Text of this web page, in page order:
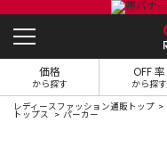
価格
から探す
OFF 率
から探す
レディースファッション通販トップ
トップス パーカー